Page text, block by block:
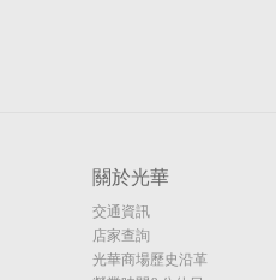
關於光華
交通資訊
店家查詢
光華商場歷史沿革